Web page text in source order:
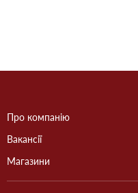
Про компанію
Вакансії
Магазини